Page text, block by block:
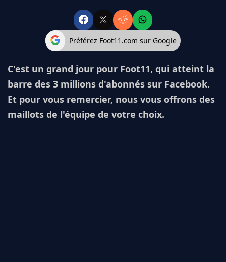
Préférez Foot11.com sur Google
C'est un grand jour pour Foot11, qui atteint la
barre des 3 millions d'abonnés sur Facebook.
Et pour vous remercier, nous vous offrons des
maillots de l'équipe de votre choix.